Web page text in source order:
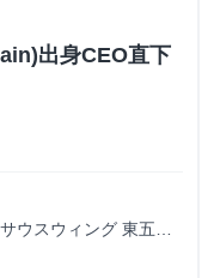
出身CEO直下
ウスウィング 東五反